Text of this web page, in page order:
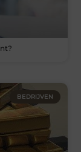
BEDRIJVEN